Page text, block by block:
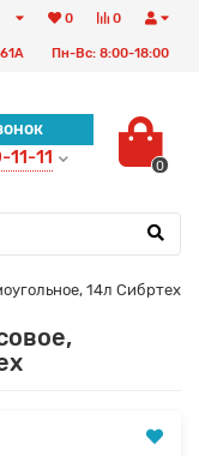
0
0
Пн-Вс: 8:00-18:00
11-11 0
14л Сибртех